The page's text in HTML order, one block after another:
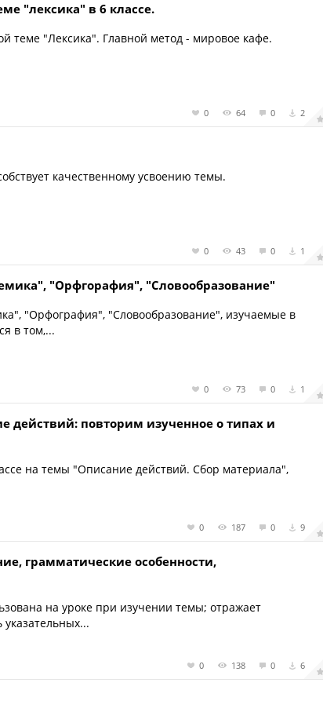
"лексика" в 6 классе.
теме "Лексика". Главной метод - мировое кафе.
0 64 0 2
качественному усвоению темы.
0 43 0 1
"Орфгорафия", "Словообразование"
"Орфография", "Словообразование", изучаемые в
в том,...
0 73 0 1
действий: повторим изученное о типах и
на темы "Описание действий. Сбор материала",
0 187 0 9
грамматические особенности,
на уроке при изучении темы; отражает
0 138 0 6